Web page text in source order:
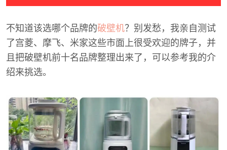
不知道该选哪个品牌的破壁机？别发愁，我亲自测试
了宫菱、摩飞、米家这些市面上很受欢迎的牌子，并
且把破壁机前十名品牌整理出来了，可以参考我的介
绍来挑选。